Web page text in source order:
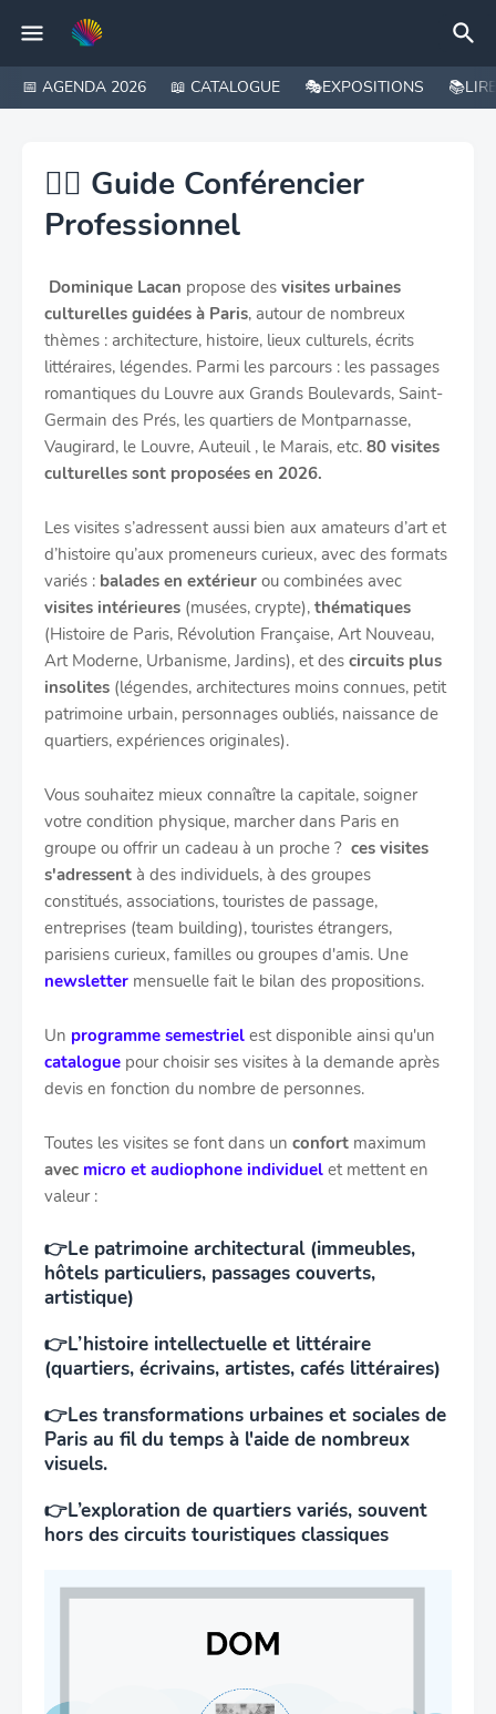
📅 AGENDA 2026 📖 CATALOGUE 🎭EXPOSITIONS 📚LIRE
🙋‍♂️ Guide Conférencier
Professionnel
Dominique Lacan propose des visites urbaines
culturelles guidées à Paris, autour de nombreux
thèmes : architecture, histoire, lieux culturels, écrits
littéraires, légendes. Parmi les parcours : les passages
romantiques du Louvre aux Grands Boulevards, Saint-
Germain des Prés, les quartiers de Montparnasse,
Vaugirard, le Louvre, Auteuil , le Marais, etc. 80 visites
culturelles sont proposées en 2026.
Les visites s’adressent aussi bien aux amateurs d’art et
d’histoire qu’aux promeneurs curieux, avec des formats
variés : balades en extérieur ou combinées avec
visites intérieures (musées, crypte), thématiques
(Histoire de Paris, Révolution Française, Art Nouveau,
Art Moderne, Urbanisme, Jardins), et des circuits plus
insolites (légendes, architectures moins connues, petit
patrimoine urbain, personnages oubliés, naissance de
quartiers, expériences originales).
Vous souhaitez mieux connaître la capitale, soigner
votre condition physique, marcher dans Paris en
groupe ou offrir un cadeau à un proche ? ces visites
s'adressent à des individuels, à des groupes
constitués, associations, touristes de passage,
entreprises (team building), touristes étrangers,
parisiens curieux, familles ou groupes d'amis. Une
newsletter mensuelle fait le bilan des propositions.
Un programme semestriel est disponible ainsi qu'un
catalogue pour choisir ses visites à la demande après
devis en fonction du nombre de personnes.
Toutes les visites se font dans un confort maximum
avec micro et audiophone individuel et mettent en
valeur :
👉Le patrimoine architectural (immeubles,
hôtels particuliers, passages couverts,
artistique)
👉L’histoire intellectuelle et littéraire
(quartiers, écrivains, artistes, cafés littéraires)
👉Les transformations urbaines et sociales de
Paris au fil du temps à l'aide de nombreux
visuels.
👉L’exploration de quartiers variés, souvent
hors des circuits touristiques classiques